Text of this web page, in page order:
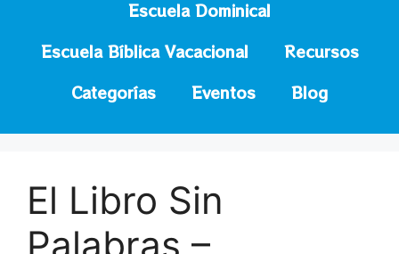
Escuela Dominical
Escuela Bíblica Vacacional
Recursos
Categorías
Eventos Blog
El Libro Sin